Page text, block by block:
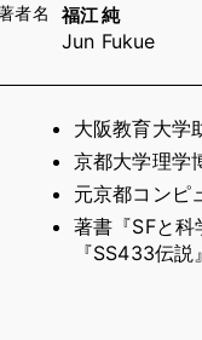
福江 純
Jun Fukue
大阪教育大学
京都大学理学
元京都コンピ
著書『SFと
『SS433伝